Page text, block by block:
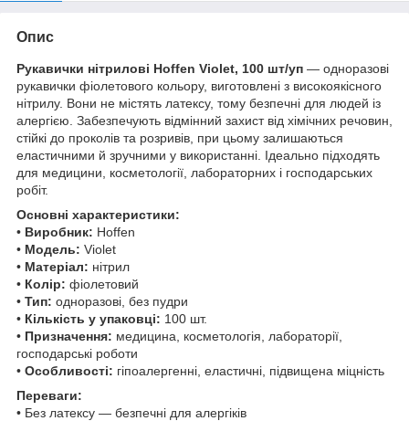
Опис
Рукавички нітрилові Hoffen Violet, 100 шт/уп — одноразові
рукавички фіолетового кольору, виготовлені з високоякісного
нітрилу. Вони не містять латексу, тому безпечні для людей із
алергією. Забезпечують відмінний захист від хімічних речовин,
стійкі до проколів та розривів, при цьому залишаються
еластичними й зручними у використанні. Ідеально підходять
для медицини, косметології, лабораторних і господарських
робіт.
Основні характеристики:
• Виробник: Hoffen
• Модель: Violet
• Матеріал: нітрил
• Колір: фіолетовий
• Тип: одноразові, без пудри
• Кількість у упаковці: 100 шт.
• Призначення: медицина, косметологія, лабораторії,
господарські роботи
• Особливості: гіпоалергенні, еластичні, підвищена міцність
Переваги:
• Без латексу — безпечні для алергіків